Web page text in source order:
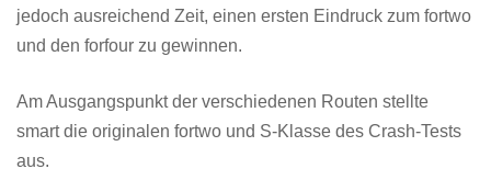
jedoch ausreichend Zeit, einen ersten Eindruck zum fortwo
und den forfour zu gewinnen.
Am Ausgangspunkt der verschiedenen Routen stellte
smart die originalen fortwo und S-Klasse des Crash-Tests
aus.